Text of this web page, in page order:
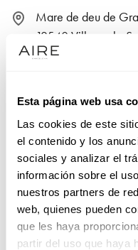
Esta página web usa
Las cookies de este
el contenido y los
sociales y analizar el
información sobre el
nuestros partners de
web, quienes pueden
que les haya
partir del uso que haya
Mare de deu de
12540 Villarreal -
COLLEZIONI
COMUNIONE